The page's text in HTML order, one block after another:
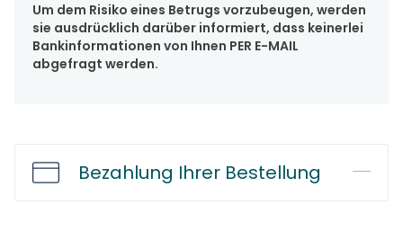
Um dem Risiko eines Betrugs vorzubeugen, werden
sie ausdrücklich darüber informiert, dass keinerlei
Bankinformationen von Ihnen PER E-MAIL
abgefragt werden.
Bezahlung Ihrer Bestellung